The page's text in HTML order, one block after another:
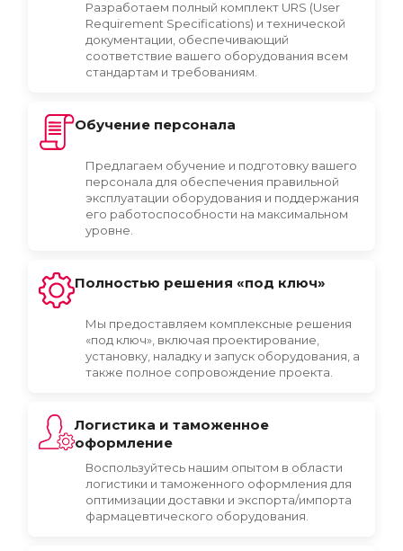
Разработаем полный комплект URS (User
Requirement Specifications) и технической
документации, обеспечивающий
соответствие вашего оборудования всем
стандартам и требованиям.
Обучение персонала
Предлагаем обучение и подготовку вашего
персонала для обеспечения правильной
эксплуатации оборудования и поддержания
его работоспособности на максимальном
уровне.
Полностью решения «под ключ»
Мы предоставляем комплексные решения
«под ключ», включая проектирование,
установку, наладку и запуск оборудования, а
также полное сопровождение проекта.
Логистика и таможенное
оформление
Воспользуйтесь нашим опытом в области
логистики и таможенного оформления для
оптимизации доставки и экспорта/импорта
фармацевтического оборудования.